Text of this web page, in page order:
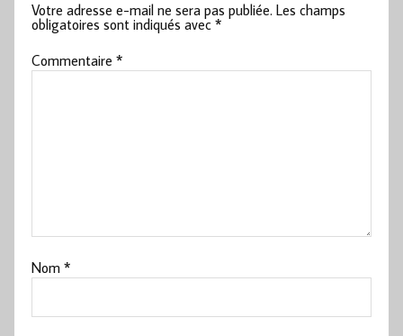
Votre adresse e-mail ne sera pas publiée. Les champs
obligatoires sont indiqués avec*
Commentaire*
Nom*